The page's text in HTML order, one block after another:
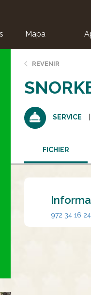
Mapa
REVENIR
SERVICE
FICHIER
972 34 16 24